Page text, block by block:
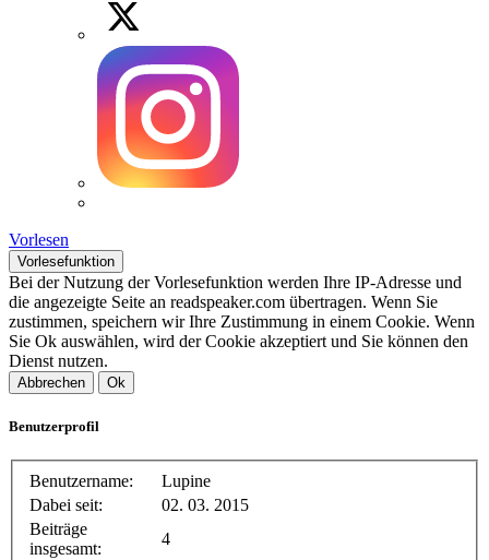
Vorlesen
Vorlesefunktion
Bei der Nutzung der Vorlesefunktion werden Ihre IP-Adresse und
die angezeigte Seite an readspeaker.com übertragen. Wenn Sie
zustimmen, speichern wir Ihre Zustimmung in einem Cookie. Wenn
Sie Ok auswählen, wird der Cookie akzeptiert und Sie können den
Dienst nutzen.
Abbrechen Ok
Benutzerprofil
Benutzername:
Lupine
Dabei seit:
02. 03. 2015
Beiträge
insgesamt:
4